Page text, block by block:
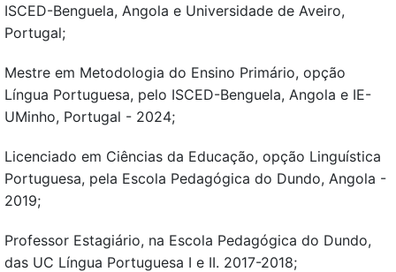
ISCED-Benguela, Angola e Universidade de Aveiro,
Portugal;
Mestre em Metodologia do Ensino Primário, opção
Língua Portuguesa, pelo ISCED-Benguela, Angola e IE-
UMinho, Portugal - 2024;
Licenciado em Ciências da Educação, opção Linguística
Portuguesa, pela Escola Pedagógica do Dundo, Angola -
2019;
Professor Estagiário, na Escola Pedagógica do Dundo,
das UC Língua Portuguesa I e II. 2017-2018;